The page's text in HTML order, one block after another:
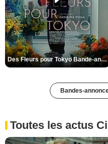
Des Fleurs pour Tokyo Bande-annonce VO STFR
Bandes-
Toutes les actus